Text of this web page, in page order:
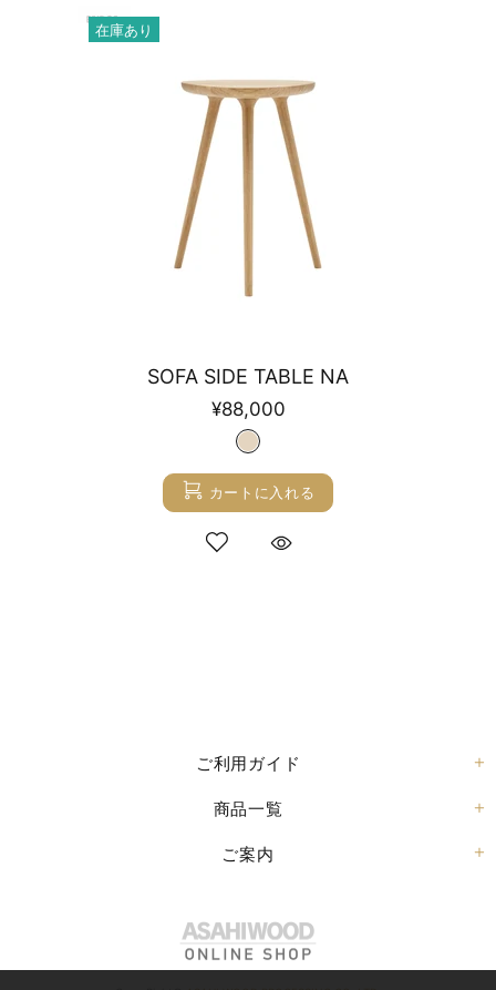
在庫あり
SOFA SIDE TABLE NA
¥88,000
カートに入れる
ご利用ガイド
商品一覧
ご案内